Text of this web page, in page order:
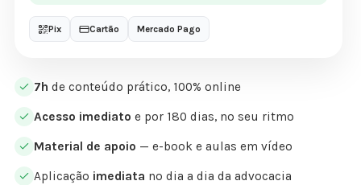
7h de conteúdo prático, 100% online
Acesso imediato e por 180 dias, no seu ritmo
Material de apoio — e-book e aulas em vídeo
Aplicação imediata no dia a dia da advocacia
Pix Cartão Mercado Pago